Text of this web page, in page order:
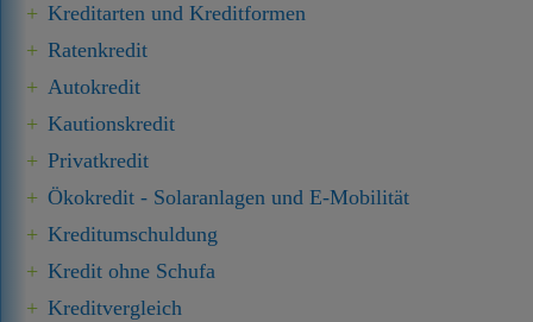
Kreditarten und Kreditformen
Ratenkredit
Autokredit
Kautionskredit
Privatkredit
Ökokredit - Solaranlagen und E-Mobilität
Kredit­umschuldung
Kredit ohne Schufa
Kreditvergleich